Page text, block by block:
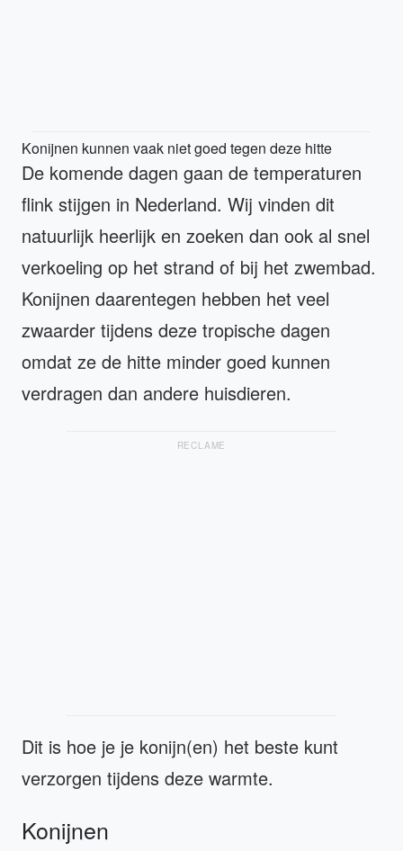
Konijnen kunnen vaak niet goed tegen deze hitte
De komende dagen gaan de temperaturen
flink stijgen in Nederland. Wij vinden dit
natuurlijk heerlijk en zoeken dan ook al snel
verkoeling op het strand of bij het zwembad.
Konijnen daarentegen hebben het veel
zwaarder tijdens deze tropische dagen
omdat ze de hitte minder goed kunnen
verdragen dan andere huisdieren.
RECLAME
Dit is hoe je je konijn(en) het beste kunt
verzorgen tijdens deze warmte.
Konijnen